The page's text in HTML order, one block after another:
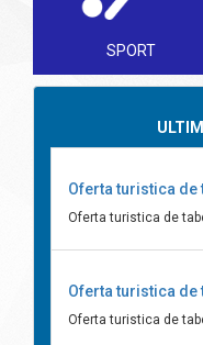
SPORT
Oferta turistica de
Oferta turistica de
Oferta turistica de
Oferta turistica de